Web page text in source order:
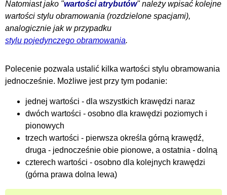
Natomiast jako "wartości atrybutów" należy wpisać kolejne
wartości stylu obramowania (rozdzielone spacjami),
analogicznie jak w przypadku
stylu pojedynczego obramowania.
Polecenie pozwala ustalić kilka wartości stylu obramowania
jednocześnie. Możliwe jest przy tym podanie:
jednej wartości - dla wszystkich krawędzi naraz
dwóch wartości - osobno dla krawędzi poziomych i
pionowych
trzech wartości - pierwsza określa górną krawędź,
druga - jednocześnie obie pionowe, a ostatnia - dolną
czterech wartości - osobno dla kolejnych krawędzi
(górna prawa dolna lewa)